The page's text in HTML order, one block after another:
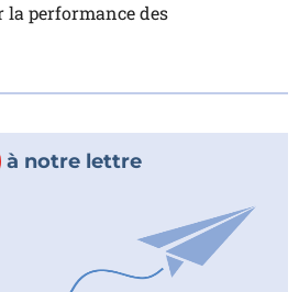
la performance des
à notre lettre